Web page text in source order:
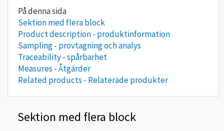
Sektion med flera block
Product description - produktinformation
Sampling - provtagning och analys
Traceability - spårbarhet
Measures - Åtgärder
Related products - Relaterade produkter
Sektion med flera block